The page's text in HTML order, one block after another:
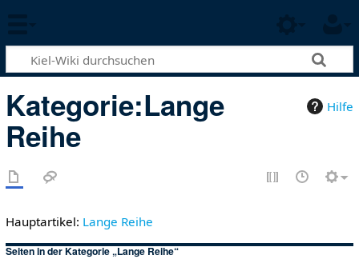
Hilfe
Kategorie:Lange
Reihe
Hauptartikel: Lange Reihe
Seiten in der Kategorie „Lange Reihe“